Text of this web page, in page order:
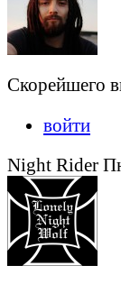
Скорейшего
войти
Night Rider